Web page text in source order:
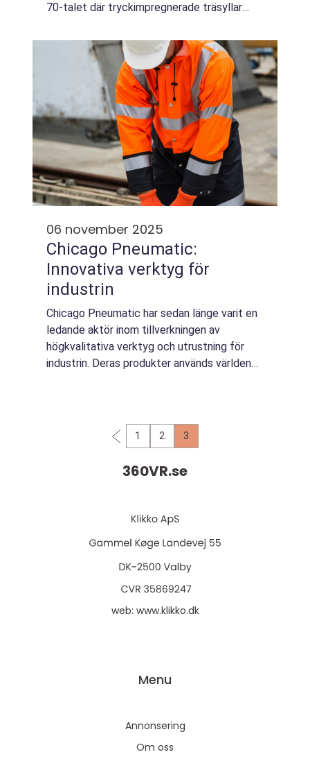
70-talet där tryckimpregnerade träsyllar
06 november 2025
Chicago Pneumatic:
Innovativa verktyg för
industrin
Chicago Pneumatic har sedan länge varit en
ledande aktör inom tillverkningen av
högkvalitativa verktyg och utrustning för
industrin. Deras produkter används världen
1 2 3
360VR.se
web: www.klikko.dk
Menu
Annonsering
Om oss